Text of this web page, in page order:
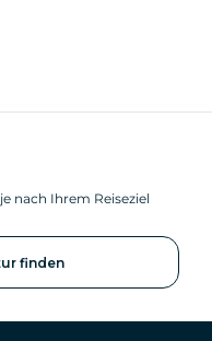
nach Ihrem Reiseziel
finden